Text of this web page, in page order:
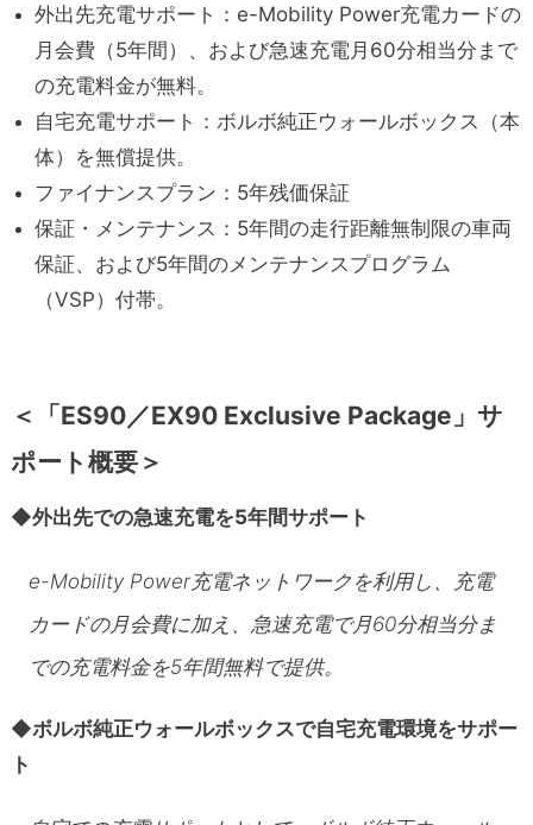
外出先充電サポート：e-Mobility Power充電カードの
月会費（5年間）、および急速充電月60分相当分まで
の充電料金が無料。
自宅充電サポート：ボルボ純正ウォールボックス（本
体）を無償提供。
ファイナンスプラン：5年残価保証
保証・メンテナンス：5年間の走行距離無制限の車両
保証、および5年間のメンテナンスプログラム
（VSP）付帯。
＜
「ES90／EX90 Exclusive Package」サ
ポート概要＞
◆外出先での急速充電を5年間サポート
e-Mobility Power充電ネットワークを利用し、充電
カードの月会費に加え、急速充電で月60分相当分ま
での充電料金を5年間無料で提供。
◆ボルボ純正ウォールボックスで自宅充電環境をサポー
ト